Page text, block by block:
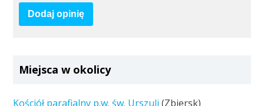
Dodaj opinię
Miejsca w okolicy
Kościół parafialny p.w. św. Urszuli (Zbiersk)